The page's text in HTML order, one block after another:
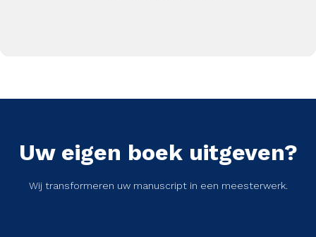
Uw eigen boek uitgeven?
Wij transformeren uw manuscript in een meesterwerk.